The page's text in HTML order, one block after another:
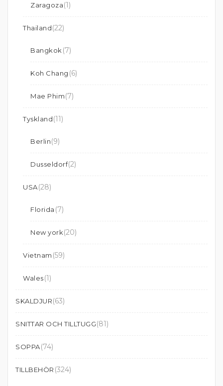
Zaragoza(1)
Thailand(22)
Bangkok (7)
Koh Chang (6)
Mae Phim(7)
Tyskland(11)
Berlin(9)
Dusseldorf(2)
USA(28)
Florida (7)
New york(20)
Vietnam (59)
Wales(1)
SKALDJUR(63)
SNITTAR OCH TILLTUGG(81)
SOPPA(74)
TILLBEHÖR (324)